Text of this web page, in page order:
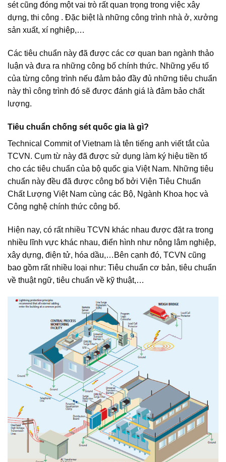
sét cũng đóng một vai trò rất quan trọng trong việc xây
dựng, thi công . Đặc biệt là những công trình nhà ở, xưởng
sản xuất, xí nghiệp,…
Các tiêu chuẩn này đã được các cơ quan ban ngành thảo
luận và đưa ra những công bố chính thức. Những yếu tố
của từng công trình nếu đảm bảo đầy đủ những tiêu chuẩn
này thì công trình đó sẽ được đánh giá là đảm bảo chất
lượng.
Tiêu chuẩn chống sét quốc gia là gì?
Technical Commit of Vietnam là tên tiếng anh viết tắt của
TCVN. Cụm từ này đã được sử dụng làm ký hiệu tiền tố
cho các tiêu chuẩn của bộ quốc gia Việt Nam. Những tiêu
chuẩn này đều đã được công bố bởi Viện Tiêu Chuẩn
Chất Lượng Việt Nam cùng các Bộ, Ngành Khoa học và
Công nghệ chính thức công bố.
Hiện nay, có rất nhiều TCVN khác nhau được đặt ra trong
nhiều lĩnh vực khác nhau, điển hình như nông lâm nghiệp,
xây dựng, điện tử, hóa dầu,…Bên cạnh đó, TCVN cũng
bao gồm rất nhiều loại như: Tiêu chuẩn cơ bản, tiêu chuẩn
về thuật ngữ, tiêu chuẩn về kỹ thuật,…